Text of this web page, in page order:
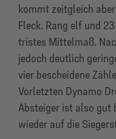
kommt zeitgleich
Fleck. Rang elf und
tristes Mittelmaß.
jedoch deutlich
vier bescheidene
Vorletzten Dynamo
Absteiger ist also gut
wieder auf die